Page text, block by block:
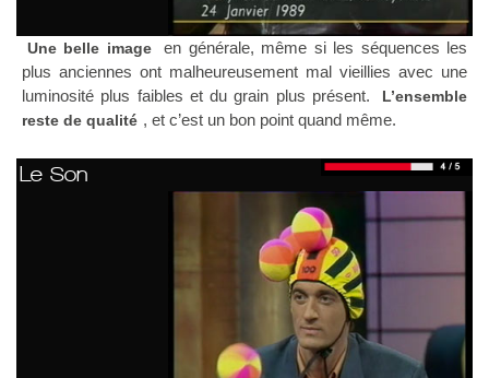
Une belle image
en générale, même si les séquences les
plus anciennes ont malheureusement mal vieillies avec une
luminosité plus faibles et du grain plus présent.
L’ensemble
reste de qualité , et c’est un bon point quand même.
Le Son